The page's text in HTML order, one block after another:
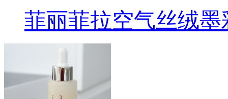
菲丽菲拉空气丝绒